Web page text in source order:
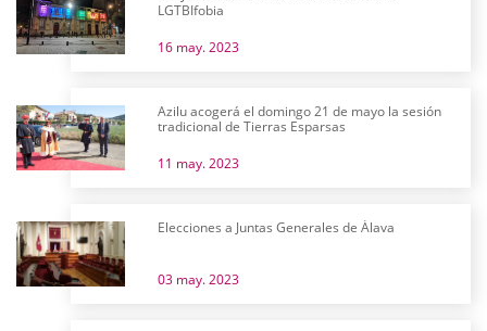
LGTBIfobia
16 may. 2023
Azilu acogerá el domingo 21 de mayo la sesión
tradicional de Tierras Esparsas
11 may. 2023
Elecciones a Juntas Generales de Álava
03 may. 2023